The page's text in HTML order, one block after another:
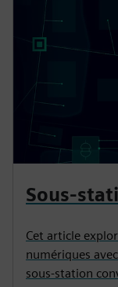
Sous-
Cet article
numériques
sous-station